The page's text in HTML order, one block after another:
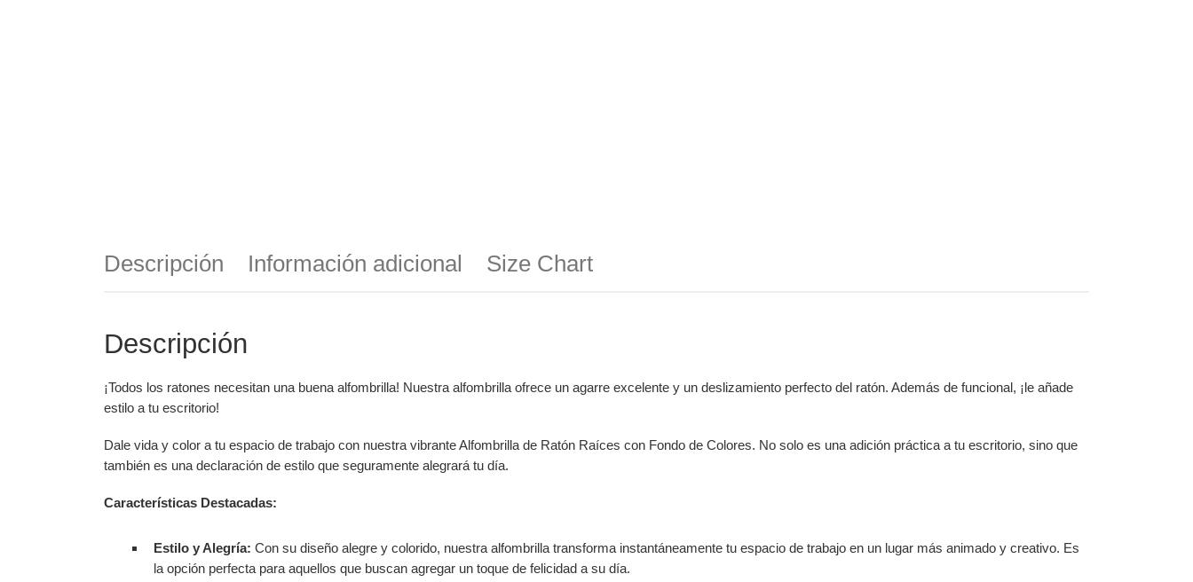
Descripción Información adicional Size Chart
Descripción
¡Todos los ratones necesitan una buena alfombrilla! Nuestra alfombrilla ofrece un agarre excelente y un deslizamiento perfecto del ratón. Además de funcional, ¡le añade
estilo a tu escritorio!
Dale vida y color a tu espacio de trabajo con nuestra vibrante Alfombrilla de Ratón Raíces con Fondo de Colores. No solo es una adición práctica a tu escritorio, sino que
también es una declaración de estilo que seguramente alegrará tu día.
Características Destacadas:
Estilo y Alegría: Con su diseño alegre y colorido, nuestra alfombrilla transforma instantáneamente tu espacio de trabajo en un lugar más animado y creativo. Es
la opción perfecta para aquellos que buscan agregar un toque de felicidad a su día.